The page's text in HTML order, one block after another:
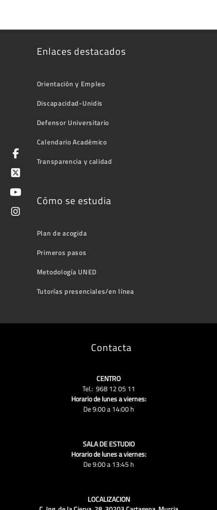
Enlaces destacados
Orientación y Empleo
Discapacidad-Unidis
Defensor Universitario
Calendario Académico
Transparencia y calidad
Cómo se estudia
Plan de acogida
Primeros pasos
Metodología UNED
Tutorías presenciales/en línea
Contacta
CENTRO
Tel.: 968 12 05 11
Horario de lunes a viernes:
De 9:00 a 14:00 h
SALA DE ESTUDIO
Horario de lunes a viernes:
De 9:00 a 13:45 h
LOCALIZACION